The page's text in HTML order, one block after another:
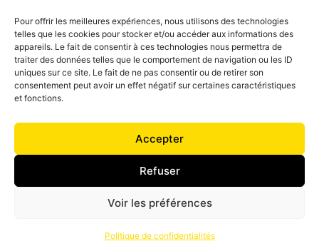
Pour offrir les meilleures expériences, nous utilisons des technologies
telles que les cookies pour stocker et/ou accéder aux informations des
appareils. Le fait de consentir à ces technologies nous permettra de
traiter des données telles que le comportement de navigation ou les ID
uniques sur ce site. Le fait de ne pas consentir ou de retirer son
consentement peut avoir un effet négatif sur certaines caractéristiques
et fonctions.
Accepter
Refuser
Voir les préférences
Politique de confidentialités
Contact
Recrutement
Mentions légales
Politique de confidentialité
Conditions générales de vente
JML Industrie - France - Allemagne - Italie
Tous droits réservés ©COMSEA